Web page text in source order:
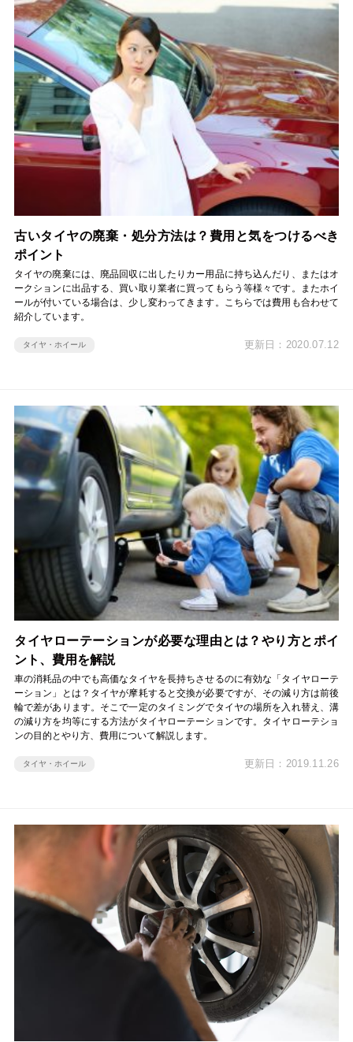
古いタイヤの廃棄・処分方法は？費用と気をつけるべき
ポイント
タイヤの廃棄には、廃品回収に出したりカー用品に持ち込んだり、またはオ
ークションに出品する、買い取り業者に買ってもらう等様々です。またホイ
ールが付いている場合は、少し変わってきます。こちらでは費用も合わせて
紹介しています。
タイヤ・ホイール 更新日：2020.07.12
タイヤローテーションが必要な理由とは？やり方とポイ
ント、費用を解説
車の消耗品の中でも高価なタイヤを長持ちさせるのに有効な「タイヤローテ
ーション」とは？タイヤが摩耗すると交換が必要ですが、その減り方は前後
輪で差があります。そこで一定のタイミングでタイヤの場所を入れ替え、溝
の減り方を均等にする方法がタイヤローテーションです。タイヤローテショ
ンの目的とやり方、費用について解説します。
タイヤ・ホイール 更新日：2019.11.26